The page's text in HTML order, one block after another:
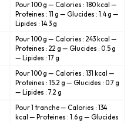
Pour 100 g — Calories : 180 kcal —
Proteines : 11 g — Glucides : 1.4 g —
Lipides : 14.3 g
Pour 100 g — Calories : 243 kcal —
Proteines : 22 g — Glucides : 0.5 g
— Lipides : 17 g
Pour 100 g — Calories : 131 kcal —
Proteines : 15.2 g — Glucides : 0.7 g
— Lipides : 7.2 g
Pour 1 tranche — Calories : 134
kcal — Proteines : 1.6 g — Glucides